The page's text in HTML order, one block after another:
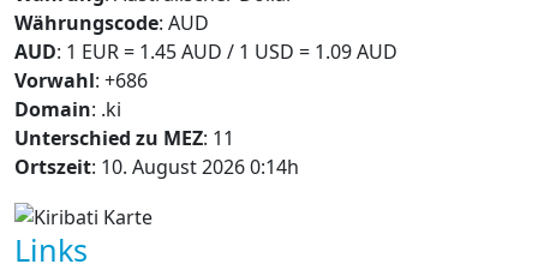
Währungscode: AUD
AUD: 1 EUR = 1.45 AUD / 1 USD = 1.09 AUD
Vorwahl: +686
Domain: .ki
Unterschied zu MEZ: 11
Ortszeit: 10. August 2026 0:14h
Links